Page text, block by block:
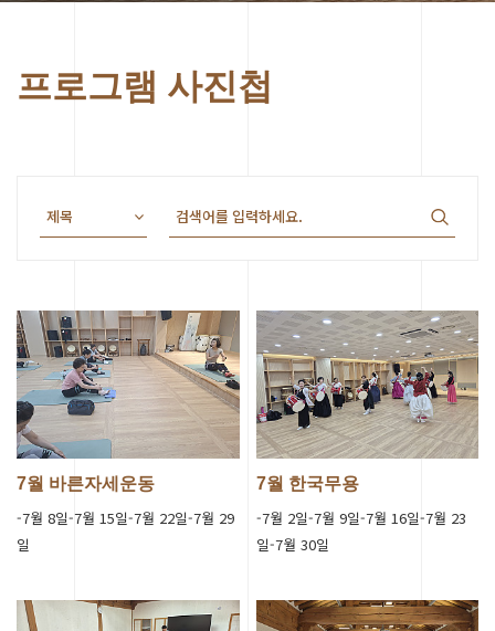
프로그램 사진첩
7월 바른자세운동
-7월 8일-7월 15일-7월 22일-7월 29
일
7월 한국무용
-7월 2일-7월 9일-7월 16일-7월 23
일-7월 30일